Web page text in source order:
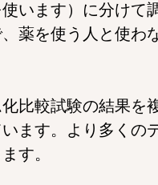
います）に分けて
薬を使う人と使わ
比較試験の結果を
ます。より多くの
す。